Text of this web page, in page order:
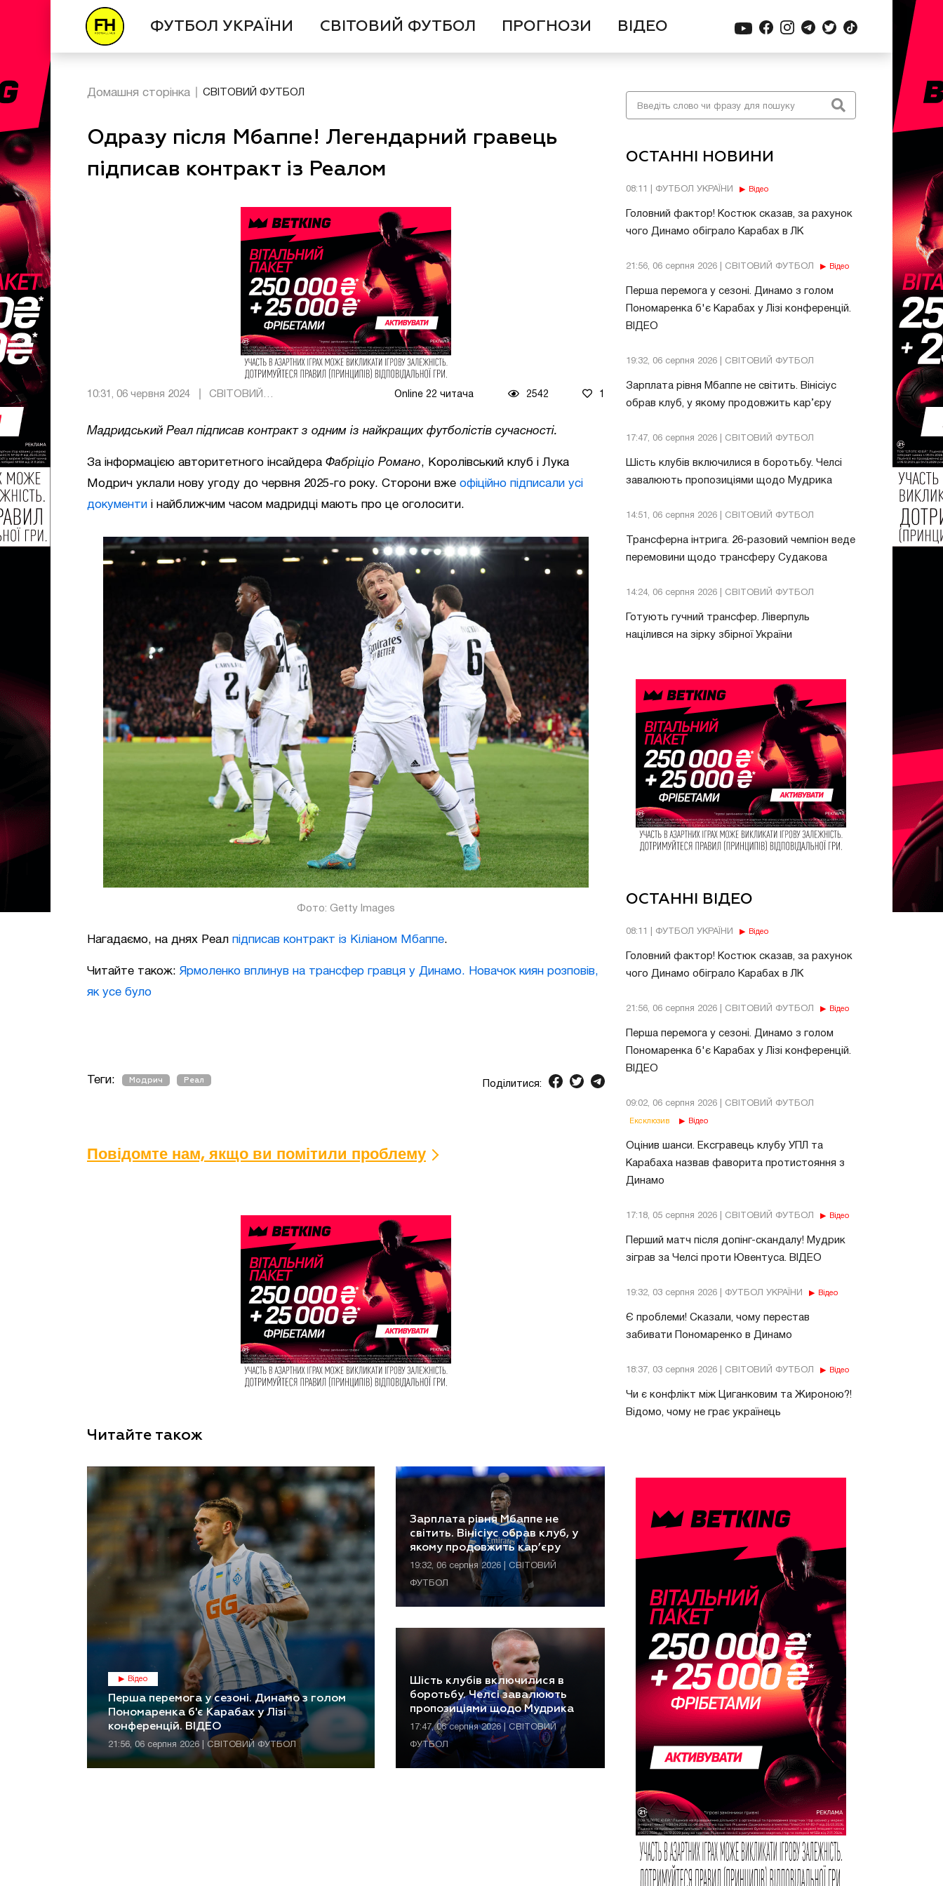
ФУТБОЛ УКРАЇНИ СВІТОВИЙ ФУТБОЛ ПРОГНОЗИ ВІДЕО
ОСТАННІ НОВИНИ
08:11 | ФУТБОЛ УКРАЇНИ Відео
Головний фактор! Костюк сказав, за рахунок
чого Динамо обіграло Карабах в ЛК
21:56, 06 серпня 2026 | СВІТОВИЙ ФУТБОЛ Відео
Перша перемога у сезоні. Динамо з голом
Пономаренка б'є Карабах у Лізі конференцій.
ВІДЕО
19:32, 06 серпня 2026 | СВІТОВИЙ ФУТБОЛ
Зарплата рівня Мбаппе не світить. Вінісіус
обрав клуб, у якому продовжить кар’єру
17:47, 06 серпня 2026 | СВІТОВИЙ ФУТБОЛ
Шість клубів включилися в боротьбу. Челсі
завалюють пропозиціями щодо Мудрика
14:51, 06 серпня 2026 | СВІТОВИЙ ФУТБОЛ
Трансферна інтрига. 26-разовий чемпіон веде
перемовини щодо трансферу Судакова
14:24, 06 серпня 2026 | СВІТОВИЙ ФУТБОЛ
Готують гучний трансфер. Ліверпуль
націлився на зірку збірної України
ОСТАННІ ВІДЕО
08:11 | ФУТБОЛ УКРАЇНИ Відео
Головний фактор! Костюк сказав, за рахунок
чого Динамо обіграло Карабах в ЛК
21:56, 06 серпня 2026 | СВІТОВИЙ ФУТБОЛ Відео
Перша перемога у сезоні. Динамо з голом
Пономаренка б'є Карабах у Лізі конференцій.
ВІДЕО
09:02, 06 серпня 2026 | СВІТОВИЙ ФУТБОЛ
Ексклюзив Відео
Оцінив шанси. Ексгравець клубу УПЛ та
Карабаха назвав фаворита протистояння з
Динамо
17:18, 05 серпня 2026 | СВІТОВИЙ ФУТБОЛ Відео
Перший матч після допінг-скандалу! Мудрик
зіграв за Челсі проти Ювентуса. ВІДЕО
19:32, 03 серпня 2026 | ФУТБОЛ УКРАЇНИ Відео
Є проблеми! Сказали, чому перестав
забивати Пономаренко в Динамо
18:37, 03 серпня 2026 | СВІТОВИЙ ФУТБОЛ Відео
Чи є конфлікт між Циганковим та Жироною?!
Відомо, чому не грає українець
Домашня сторінка СВІТОВИЙ ФУТБОЛ
Одразу після Мбаппе! Легендарний гравець
підписав контракт із Реалом
10:31, 06 червня 2024 Online 22 читача 2542 1
Мадридський Реал підписав контракт з одним із найкращих футболістів сучасності.
За інформацією авторитетного інсайдера Фабріціо Романо, Королівський клуб і Лука
Модрич уклали нову угоду до червня 2025-го року. Сторони вже офіційно підписали усі
документи і найближчим часом мадридці мають про це оголосити.
Фото: Getty Images
Нагадаємо, на днях Реал підписав контракт із Кіліаном Мбаппе.
Читайте також: Ярмоленко вплинув на трансфер гравця у Динамо. Новачок киян розповів,
як усе було
Теги: Модрич Реал Поділитися:
Повідомте нам, якщо ви помітили проблему
Читайте також
Відео
Перша перемога у сезоні. Динамо з голом
Пономаренка б'є Карабах у Лізі
конференцій. ВІДЕО
21:56, 06 серпня 2026 | СВІТОВИЙ ФУТБОЛ
Зарплата рівня Мбаппе не
світить. Вінісіус обрав клуб, у
якому продовжить кар’єру
19:32, 06 серпня 2026 | СВІТОВИЙ
ФУТБОЛ
Шість клубів включилися в
боротьбу. Челсі завалюють
пропозиціями щодо Мудрика
17:47, 06 серпня 2026 | СВІТОВИЙ
ФУТБОЛ